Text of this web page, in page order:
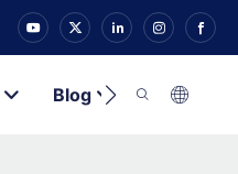
Blog Contacto